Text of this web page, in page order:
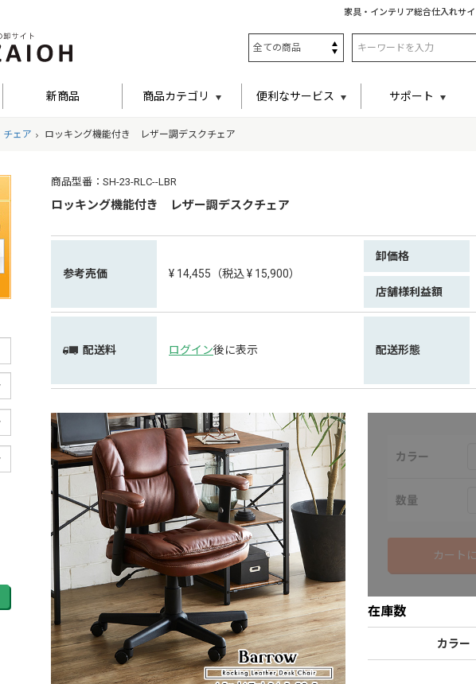
家具・インテリア総合仕入れサ
新商品 商品カテゴリ 便利なサービス サポート
チェア ロッキング機能付き レザー調デスクチェア
商品型番：SH-23-RLC--LBR
ロッキング機能付き レザー調デスクチェア
参考売価 ¥ 14,455（税込 ¥ 15,900）
卸価格
店舗様利益額
配送料 ログイン後に表示 配送形態
カラー
数量
カート
在庫数
カラー